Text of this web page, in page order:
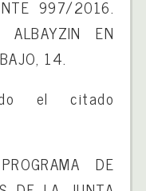
997/2016.
ALBAYZIN EN
14.
el citado
DE